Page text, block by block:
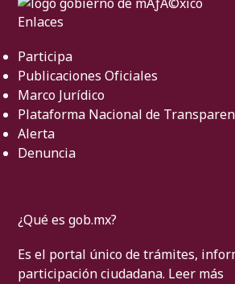
Enlaces
Participa
Publicaciones Oficiales
Marco Jurídico
Plataforma Nacional de
Alerta
Denuncia
¿Qué es gob.mx?
Es el portal único de trámites,
participación ciudadana. Leer más